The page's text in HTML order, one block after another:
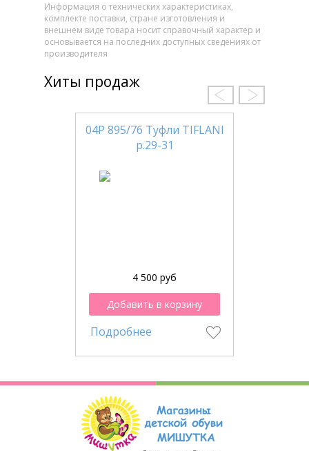
Информация о технических характеристиках,
комплекте поставки, стране изготовления и
внешнем виде товара носит справочный характер и
основывается на последних доступных сведениях от
производителя
Хиты продаж
04Р 895/76 Туфли TIFLANI
р.29-31
4 500 руб
Добавить в корзину
Подробнее